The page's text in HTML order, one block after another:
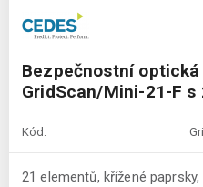
Bezpečnostní
GridScan/Mini-21-F
Kód:
21 elementů, křížené